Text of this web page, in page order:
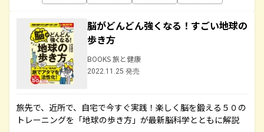
脳がどんどん強くなる！すごい地球の
歩き方
BOOKS 旅と健康
2022.11.25 発売
旅先で、近所で、自宅で今すぐ実践！楽しく脳を鍛える５０の
トレーニングを「地球の歩き方」が最新脳科学とともに解説